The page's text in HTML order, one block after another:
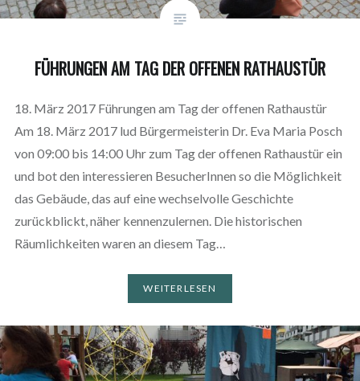
FÜHRUNGEN AM TAG DER OFFENEN RATHAUSTÜR
18. März 2017 Führungen am Tag der offenen Rathaustür
Am 18. März 2017 lud Bürgermeisterin Dr. Eva Maria Posch
von 09:00 bis 14:00 Uhr zum Tag der offenen Rathaustür ein
und bot den interessieren BesucherInnen so die Möglichkeit
das Gebäude, das auf eine wechselvolle Geschichte
zurückblickt, näher kennenzulernen. Die historischen
Räumlichkeiten waren an diesem Tag…
WEITERLESEN